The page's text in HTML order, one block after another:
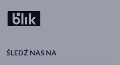
ŚLEDŹ NAS NA